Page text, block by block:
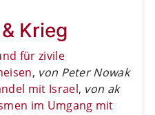
Krieg
für zivile
, von Peter Nowak
mit Israel, von ak
im Umgang mit